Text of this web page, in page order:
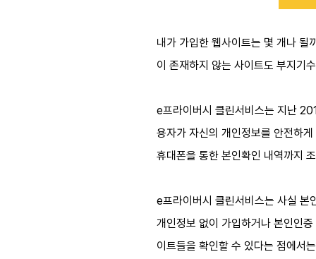
내가 가입한 웹사이트는 몇 개나 될
이 존재하지 않는 사이트도 부지기
e프라이버시 클린서비스는 지난
용자가 자신의 개인정보를 안전하
휴대폰을 통한 본인확인 내역까지
e프라이버시 클린서비스는 사실 본
개인정보 없이 가입하거나 본인인
이트들을 확인할 수 있다는 점에서